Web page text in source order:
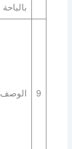
بالباحة
9 الوصف